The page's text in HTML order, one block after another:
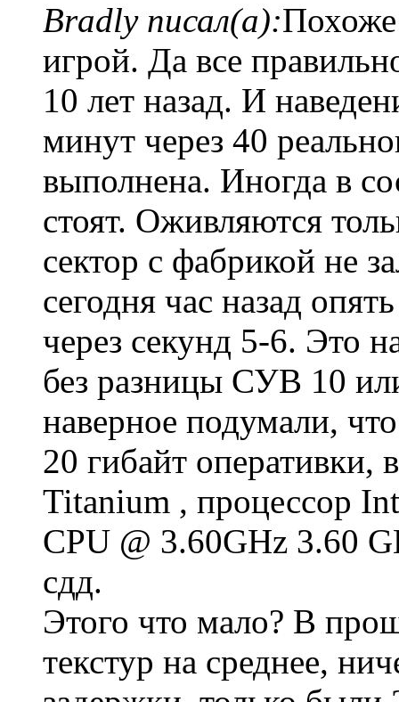
Bradly писал(а):Похоже
игрой. Да все
10 лет назад. И
минут через 40
выполнена. Иногда в
стоят. Оживляются
сектор с фабрикой не
сегодня час назад
через секунд 5-6. Это
без разницы СУВ 10
наверное подумали,
20 гибайт оперативки,
Titanium , процессор
CPU @ 3.60GHz 3.60
сдд.
Этого что мало? В
текстур на среднее,